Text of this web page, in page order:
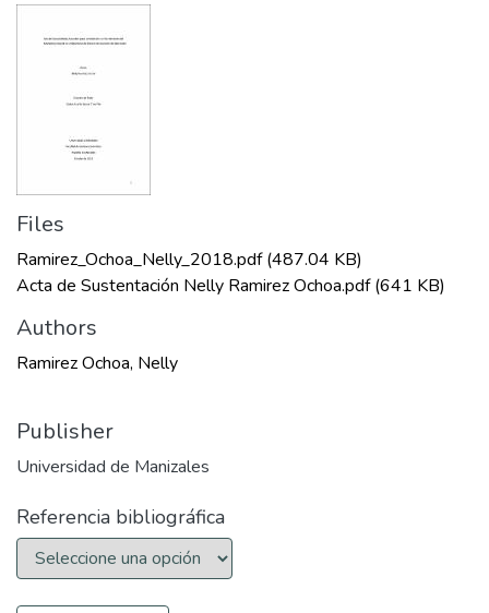
Files
Ramirez_Ochoa_Nelly_2018.pdf(487.04 KB)
Acta de Sustentación Nelly Ramirez Ochoa.pdf(641 KB)
Authors
Ramirez Ochoa, Nelly
Publisher
Universidad de Manizales
Referencia bibliográfica